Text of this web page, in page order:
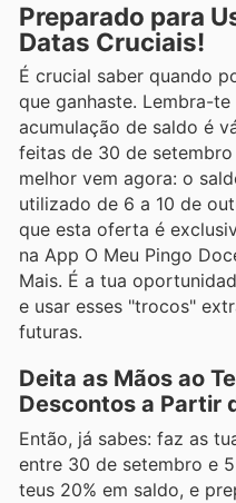
Preparado para
Datas Cruciais!
É crucial saber quando
que ganhaste. Lembra-
acumulação de saldo é
feitas de 30 de
melhor vem agora: o
utilizado de 6 a 10 de
que esta oferta é
na App O Meu Pingo
Mais. É a tua
e usar esses "trocos"
futuras.
Deita as Mãos ao
Descontos a Partir
Então, já sabes: faz as
entre 30 de setembro e
teus 20% em saldo, e